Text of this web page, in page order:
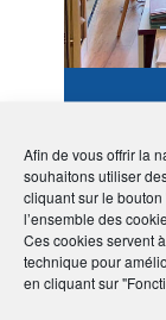
Afin de vous offrir la
souhaitons utiliser
cliquant sur le
l’ensemble des
Ces cookies servent
technique pour
en cliquant sur
FA-G
Petit